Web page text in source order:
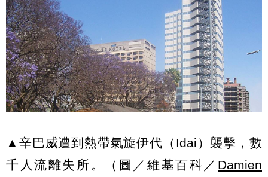
▲辛巴威遭到熱帶氣旋伊代（Idai）襲擊，數
千人流離失所。（圖／維基百科／ Damien